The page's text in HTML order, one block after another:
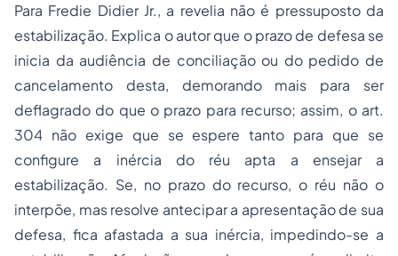
Para Fredie Didier Jr., a revelia não é pressuposto da
estabilização. Explica o autor que o prazo de defesa se
inicia da audiência de conciliação ou do pedido de
cancelamento desta, demorando mais para ser
deflagrado do que o prazo para recurso; assim, o art.
304 não exige que se espere tanto para que se
configure a inércia do réu apta a ensejar a
estabilização. Se, no prazo do recurso, o réu não o
interpõe, mas resolve antecipar a apresentação de sua
defesa, fica afastada a sua inércia, impedindo-se a